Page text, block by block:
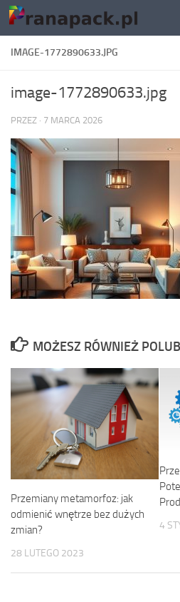
Skip to content
IMAGE-1772890633.JPG
image-1772890633.jpg
PRZEZ · 7 MARCA 2026
MOŻESZ RÓWNIEŻ
Przemiany metamorfoz: jak
odmienić wnętrze bez dużych
zmian?
28 LUTEGO 2023
4